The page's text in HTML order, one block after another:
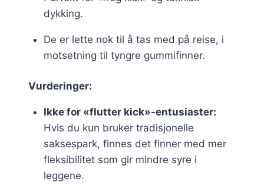
dykking.
De er lette nok til å tas med på reise, i
motsetning til tyngre gummifinner.
Vurderinger:
Ikke for «flutter kick»-entusiaster:
Hvis du kun bruker tradisjonelle
saksespark, finnes det finner med mer
fleksibilitet som gir mindre syre i
leggene.